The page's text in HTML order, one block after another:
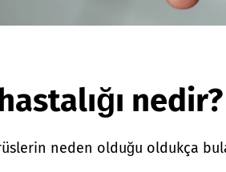
nedir?
neden olduğu oldukça